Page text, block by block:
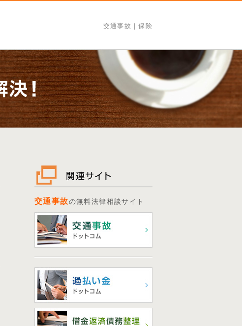
交通事故｜保険
交通事故の無料法律相談サイト